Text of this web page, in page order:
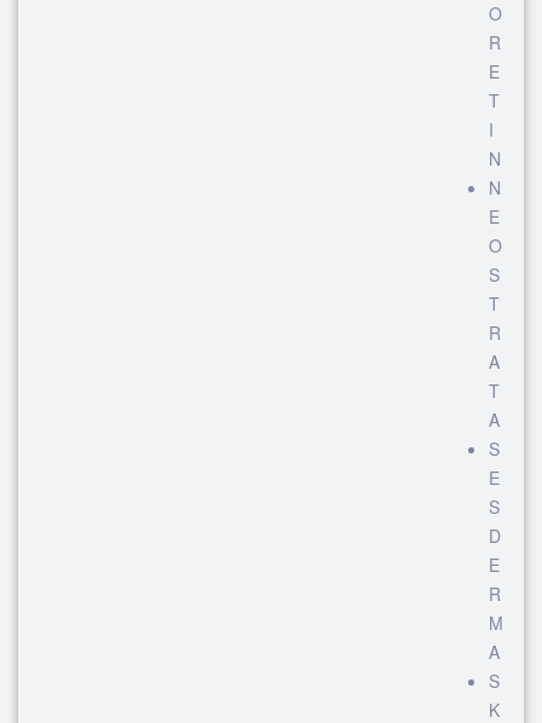
O
R
E
T
I
N
N
E
O
S
T
R
A
T
A
S
E
S
D
E
R
M
A
S
K